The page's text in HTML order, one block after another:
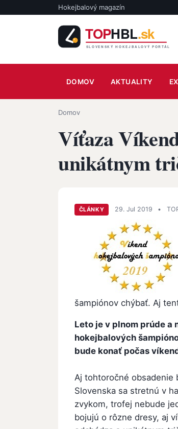
Skočiť na hlavný obsahHokejbalový magazín
Main navigation
DOMOV AKTUALITY
Omrvinka
Domov
Víťaza
unikátnym
ČLÁNKY 29. Jul 2019 •
šampiónov chýbať. Aj
Leto je v plnom prúde
hokejbalových
bude konať počas
Aj tohtoročné obsadenie
Slovenska sa stretnú v
zvykom, trofej nebude
bojujú o rôzne dresy, aj